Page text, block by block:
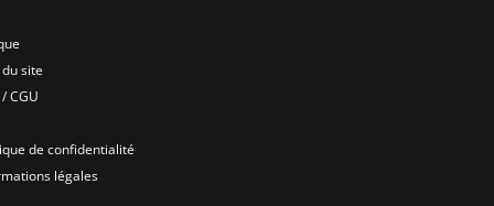
du site
CGU
de confidentialité
légales